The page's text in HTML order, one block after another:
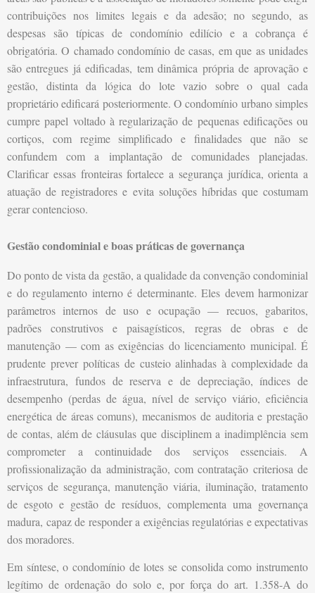
contribuições nos limites legais e da adesão; no segundo, as
despesas são típicas de condomínio edilício e a cobrança é
obrigatória. O chamado condomínio de casas, em que as unidades
são entregues já edificadas, tem dinâmica própria de aprovação e
gestão, distinta da lógica do lote vazio sobre o qual cada
proprietário edificará posteriormente. O condomínio urbano simples
cumpre papel voltado à regularização de pequenas edificações ou
cortiços, com regime simplificado e finalidades que não se
confundem com a implantação de comunidades planejadas.
Clarificar essas fronteiras fortalece a segurança jurídica, orienta a
atuação de registradores e evita soluções híbridas que costumam
gerar contencioso.
Gestão condominial e boas práticas de governança
Do ponto de vista da gestão, a qualidade da convenção condominial
e do regulamento interno é determinante. Eles devem harmonizar
parâmetros internos de uso e ocupação — recuos, gabaritos,
padrões construtivos e paisagísticos, regras de obras e de
manutenção — com as exigências do licenciamento municipal. É
prudente prever políticas de custeio alinhadas à complexidade da
infraestrutura, fundos de reserva e de depreciação, índices de
desempenho (perdas de água, nível de serviço viário, eficiência
energética de áreas comuns), mecanismos de auditoria e prestação
de contas, além de cláusulas que disciplinem a inadimplência sem
comprometer a continuidade dos serviços essenciais. A
profissionalização da administração, com contratação criteriosa de
serviços de segurança, manutenção viária, iluminação, tratamento
de esgoto e gestão de resíduos, complementa uma governança
madura, capaz de responder a exigências regulatórias e expectativas
dos moradores.
Em síntese, o condomínio de lotes se consolida como instrumento
legítimo de ordenação do solo e, por força do art. 1.358-A do